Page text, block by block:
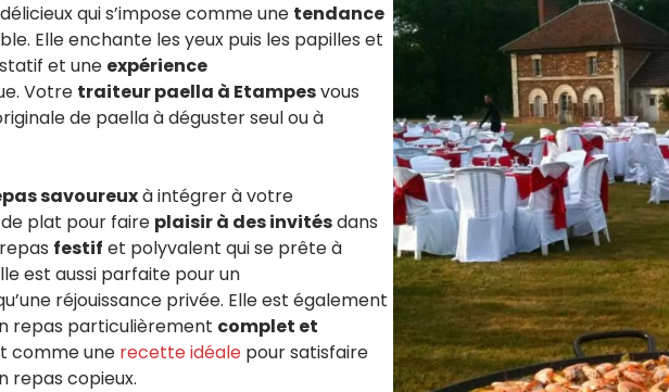
qui s’impose comme une tendance
Elle enchante les yeux puis les papilles et
et une expérience
Votre traiteur paella à Etampesvous
de paella à déguster seul ou à
savoureuxà intégrer à votre
plat pour faire plaisir à des invitésdans
festif et polyvalent qui se prête à
est aussi parfaite pour un
réjouissance privée. Elle est également
repas particulièrement complet et
comme une recette idéale pour satisfaire
repas copieux.